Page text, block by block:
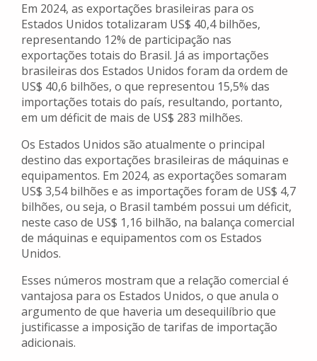
Em 2024, as exportações brasileiras para os
Estados Unidos totalizaram US$ 40,4 bilhões,
representando 12% de participação nas
exportações totais do Brasil. Já as importações
brasileiras dos Estados Unidos foram da ordem de
US$ 40,6 bilhões, o que representou 15,5% das
importações totais do país, resultando, portanto,
em um déficit de mais de US$ 283 milhões.
Os Estados Unidos são atualmente o principal
destino das exportações brasileiras de máquinas e
equipamentos. Em 2024, as exportações somaram
US$ 3,54 bilhões e as importações foram de US$ 4,7
bilhões, ou seja, o Brasil também possui um déficit,
neste caso de US$ 1,16 bilhão, na balança comercial
de máquinas e equipamentos com os Estados
Unidos.
Esses números mostram que a relação comercial é
vantajosa para os Estados Unidos, o que anula o
argumento de que haveria um desequilíbrio que
justificasse a imposição de tarifas de importação
adicionais.